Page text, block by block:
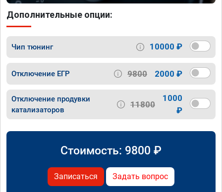
Дополнительные опции:
Чип тюнинг 10000 ₽
Отключение ЕГР 9800 2000 ₽
Отключение продувки
катализаторов
11800
1000
₽
Стоимость: 9800 ₽
Записаться Задать вопрос